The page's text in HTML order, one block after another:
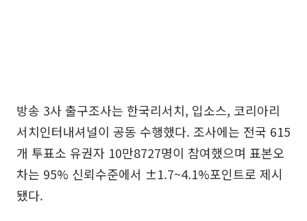
방송 3사 출구조사는 한국리서치, 입소스, 코리아리
서치인터내셔널이 공동 수행했다. 조사에는 전국 615
개 투표소 유권자 10만8727명이 참여했으며 표본오
차는 95% 신뢰수준에서 ±1.7~4.1%포인트로 제시
됐다.